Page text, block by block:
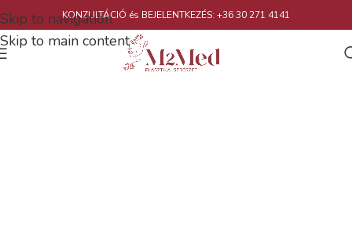
Skip to navigation
Skip to main content
KONZULTÁCIÓ és BEJELENTKEZÉS: +36 30 271 4141